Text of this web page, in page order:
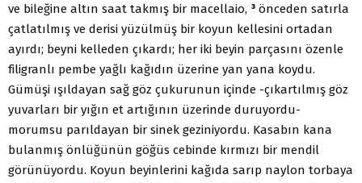
ve bileğine altın saat takmış bir macellaio, ³ önceden satırla
çatlatılmış ve derisi yüzülmüş bir koyun kellesini ortadan
ayırdı; beyni kelleden çıkardı; her iki beyin parçasını özenle
filigranlı pembe yağlı kağıdın üzerine yan yana koydu.
Gümüşi ışıldayan sağ göz çukurunun içinde -çıkartılmış göz
yuvarları bir yığın et artığının üzerinde duruyordu-
morumsu parıldayan bir sinek geziniyordu. Kasabın kana
bulanmış önlüğünün göğüs cebinde kırmızı bir mendil
görünüyordu. Koyun beyinlerini kağıda sarıp naylon torbaya